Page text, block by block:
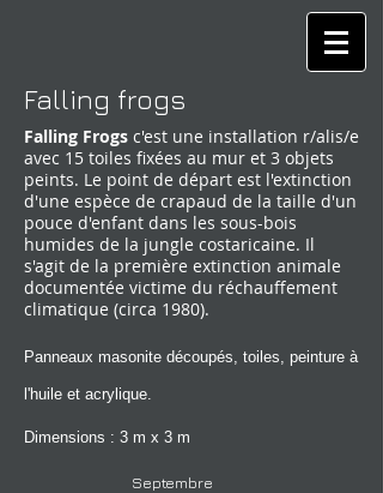
Falling frogs
Falling Frogs c'est une installation r/alis/e
avec 15 toiles fixées au mur et 3 objets
peints. Le point de départ est l'extinction
d'une espèce de crapaud de la taille d'un
pouce d'enfant dans les sous-bois
humides de la jungle costaricaine. Il
s'agit de la première extinction animale
documentée victime du réchauffement
climatique (circa 1980).
Panneaux masonite découpés, toiles, peinture à
l'huile et acrylique.
Dimensions : 3 m x 3 m
Septembre